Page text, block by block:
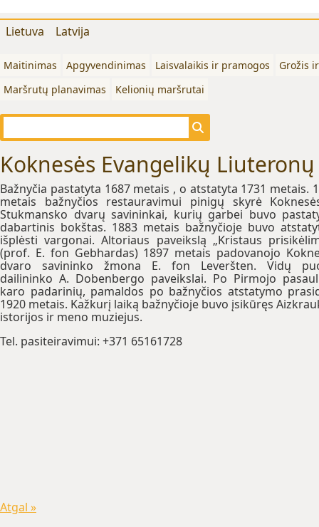
Lietuva Latvija
Maitinimas Apgyvendinimas Laisvalaikis ir pramogos
Grožis
Maršrutų planavimas
Kelionių maršrutai
Koknesės Evangelikų
Bažnyčia pastatyta 1687 metais , o atstatyta 1731 metais.
metais bažnyčios restauravimui pinigų skyrė
Stukmansko dvarų savininkai, kurių garbei buvo
dabartinis bokštas. 1883 metais bažnyčioje buvo
išplėsti vargonai. Altoriaus paveikslą „Kristaus
(prof. E. fon Gebhardas) 1897 metais padovanojo
dvaro savininko žmona E. fon Leveršten. Vidų
dailininko A. Dobenbergo paveikslai. Po Pirmojo
karo padarinių, pamaldos po bažnyčios atstatymo
1920 metais. Kažkurį laiką bažnyčioje buvo įsikūręs
istorijos ir meno muziejus.
Tel. pasiteiravimui: +371 65161728
Atgal »